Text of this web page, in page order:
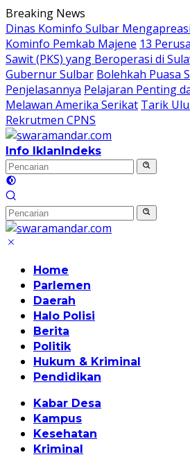
Langsung
ke
konten
Breaking News
Dinas Kominfo Sulbar
Kominfo Pemkab Majene 13
Sawit (PKS) yang Beroperasi di
Gubernur Sulbar Bolehkah Puasa
Penjelasannya Pelajaran Penting
Melawan Amerika Serikat Tarik
Rekrutmen CPNS
Info IklanIndeks
Home
Parlemen
Daerah
Halo Polisi
Berita
Politik
Hukum & Kriminal
Pendidikan
Kabar Desa
Kampus
Kesehatan
Kriminal